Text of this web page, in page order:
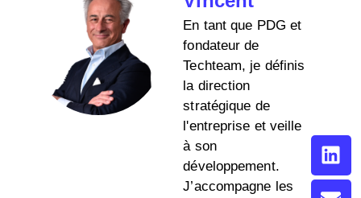
En tant que PDG et
fondateur de
Techteam, je définis
la direction
stratégique de
l'entreprise et veille
à son
développement.
J’accompagne les